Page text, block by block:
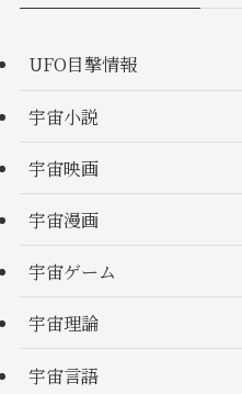
UFO目撃情報
宇宙小説
宇宙映画
宇宙漫画
宇宙ゲーム
宇宙理論
宇宙言語